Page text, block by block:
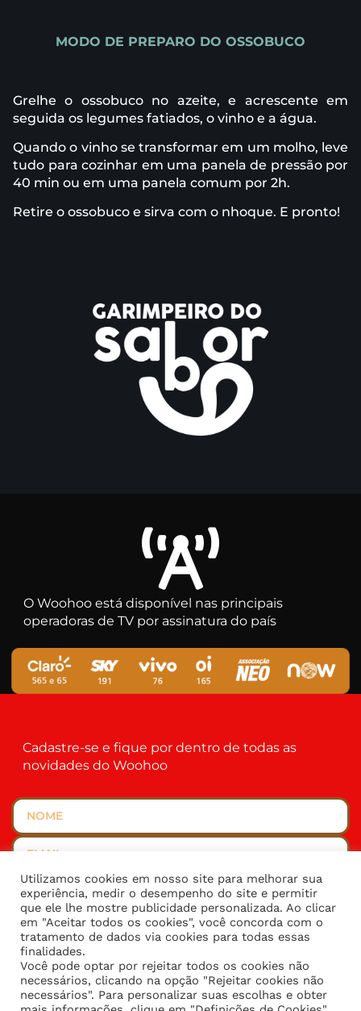
MODO DE PREPARO DO OSSOBUCO
Grelhe o ossobuco no azeite, e acrescente em
seguida os legumes fatiados, o vinho e a água.
Quando o vinho se transformar em um molho, leve
tudo para cozinhar em uma panela de pressão por
40 min ou em uma panela comum por 2h.
Retire o ossobuco e sirva com o nhoque. E pronto!
O Woohoo está disponível nas principais
operadoras de TV por assinatura do país
Cadastre-se e fique por dentro de todas as
novidades do Woohoo
ENVIAR
Política de privacidade|Termos de uso|Imprensa
Utilizamos cookies em nosso site para melhorar sua
experiência, medir o desempenho do site e permitir
que ele lhe mostre publicidade personalizada. Ao clicar
em "Aceitar todos os cookies", você concorda com o
tratamento de dados via cookies para todas essas
finalidades.
Você pode optar por rejeitar todos os cookies não
necessários, clicando na opção "Rejeitar cookies não
necessários". Para personalizar suas escolhas e obter